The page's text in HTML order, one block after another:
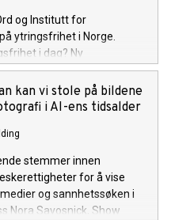
og Institutt for
ytringsfrihet i Norge.
i dag? Ny
og ISF inviterer til
en stabil overflate? og
2026 kl. 9.00–11.00 i
kan vi stole på bildene
i AI-ens tidsalder
stemmer innen
for å vise
og sannhetssøken i
Nora Savosnick, Show